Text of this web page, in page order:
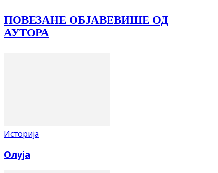
ПОВЕЗАНЕ ОБЈАВЕВИШЕ ОД
АУТОРА
Историја
Олуја